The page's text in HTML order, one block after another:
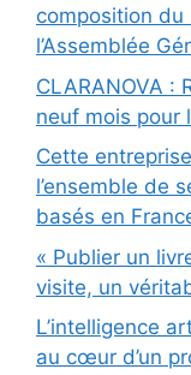
composition du
l’Assemblée
CLARANOVA :
neuf mois pour
Cette
l’ensemble de
basés en
« Publier un
visite, un
L’intelligence
au cœur d’un